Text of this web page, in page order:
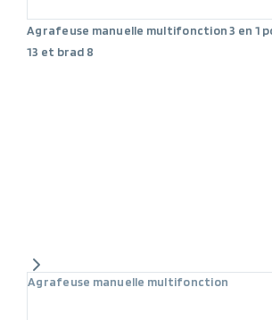
Agrafeuse manuelle multifonction 3 en 1
13 et brad 8
Agrafeuse manuelle multifonction